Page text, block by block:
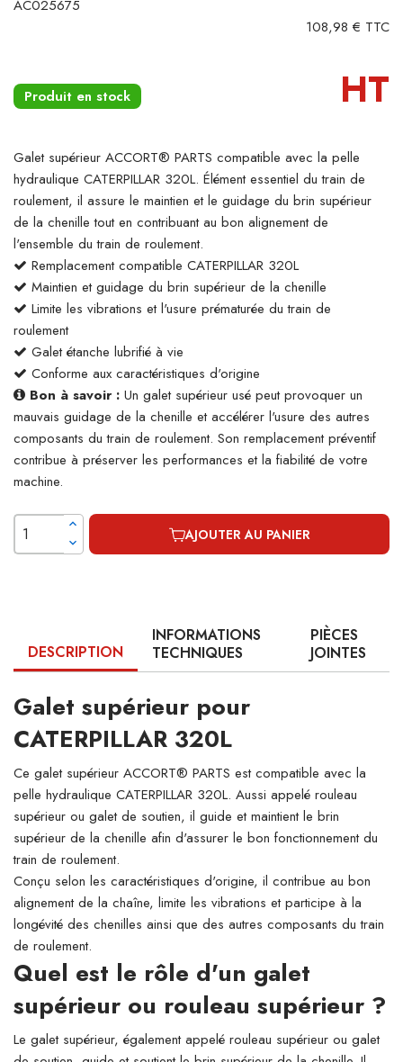
AC025675
108,98 € TTC
Produit en stock HT
Galet supérieur ACCORT® PARTS compatible avec la pelle
hydraulique CATERPILLAR 320L. Élément essentiel du train de
roulement, il assure le maintien et le guidage du brin supérieur
de la chenille tout en contribuant au bon alignement de
l'ensemble du train de roulement.
Remplacement compatible CATERPILLAR 320L
Maintien et guidage du brin supérieur de la chenille
Limite les vibrations et l'usure prématurée du train de
roulement
Galet étanche lubrifié à vie
Conforme aux caractéristiques d'origine
Bon à savoir : Un galet supérieur usé peut provoquer un
mauvais guidage de la chenille et accélérer l'usure des autres
composants du train de roulement. Son remplacement préventif
contribue à préserver les performances et la fiabilité de votre
machine.
AJOUTER AU PANIER
DESCRIPTION
INFORMATIONS
TECHNIQUES
PIÈCES
JOINTES
Galet supérieur pour
CATERPILLAR 320L
Ce galet supérieur ACCORT® PARTS est compatible avec la
pelle hydraulique CATERPILLAR 320L. Aussi appelé rouleau
supérieur ou galet de soutien, il guide et maintient le brin
supérieur de la chenille afin d'assurer le bon fonctionnement du
train de roulement.
Conçu selon les caractéristiques d'origine, il contribue au bon
alignement de la chaîne, limite les vibrations et participe à la
longévité des chenilles ainsi que des autres composants du train
de roulement.
Quel est le rôle d'un galet
supérieur ou rouleau supérieur ?
Le galet supérieur, également appelé rouleau supérieur ou galet